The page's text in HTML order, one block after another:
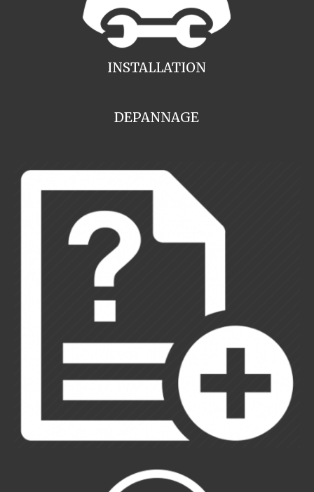
INSTALLATION
DEPANNAGE